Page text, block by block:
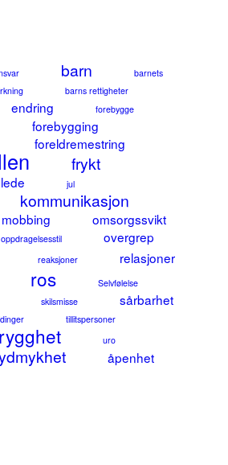
barn
barnets
barns rettigheter
endring forebygge
forebygging
foreldremestring
frykt
jul
kommunikasjon
mobbing omsorgssvikt
oppdragelsesstil overgrep
reaksjoner relasjoner
ros
Selvfølelse
skilsmisse sårbarhet
tillitspersoner
uro
åpenhet